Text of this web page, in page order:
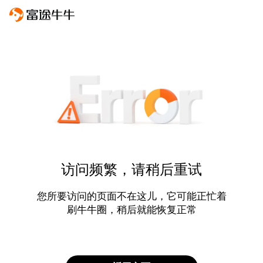
访问频繁，请稍后重试
您所要访问的页面不在这儿，它可能正忙着
刷牛牛圈，稍后就能恢复正常